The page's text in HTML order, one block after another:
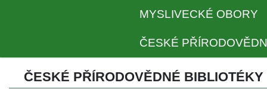
MYSLIVECKÉ OBORY
ČESKÉ
ČESKÉ PŘÍRODOVĚDNÉ BIBLIOTÉKY